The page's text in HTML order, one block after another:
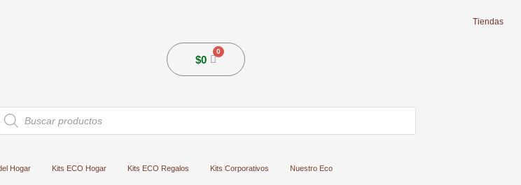
Tiendas
$0 Cart
de
Hogar Kits ECO Hogar Kits ECO Regalos Kits Corporativos Nuestro Eco